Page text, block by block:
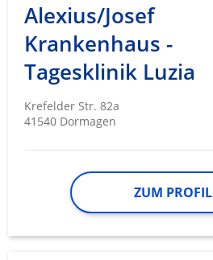
Alexius/Josef
Krankenhaus -
Tagesklinik Luzia
Krefelder Str. 82a
41540 Dormagen
ZUM PROFIL